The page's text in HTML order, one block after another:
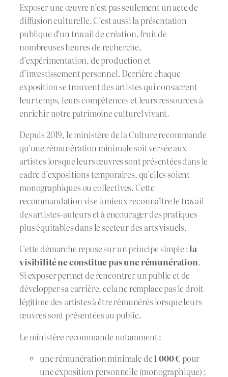
Exposer une œuvre n’est pas seulement un acte de
diffusion culturelle. C’est aussi la présentation
publique d’un travail de création, fruit de
nombreuses heures de recherche,
d’expérimentation, de production et
d’investissement personnel. Derrière chaque
exposition se trouvent des artistes qui consacrent
leur temps, leurs compétences et leurs ressources à
enrichir notre patrimoine culturel vivant.
Depuis 2019, le ministère de la Culture recommande
qu’une rémunération minimale soit versée aux
artistes lorsque leurs œuvres sont présentées dans le
cadre d’expositions temporaires, qu’elles soient
monographiques ou collectives. Cette
recommandation vise à mieux reconnaître le travail
des artistes-auteurs et à encourager des pratiques
plus équitables dans le secteur des arts visuels.
Cette démarche repose sur un principe simple :la
visibilité ne constitue pas une rémunération.
Si exposer permet de rencontrer un public et de
développer sa carrière, cela ne remplace pas le droit
légitime des artistes à être rémunérés lorsque leurs
œuvres sont présentées au public.
Le ministère recommande notamment :
une rémunération minimale de1 000 €pour
une exposition personnelle (monographique) ;